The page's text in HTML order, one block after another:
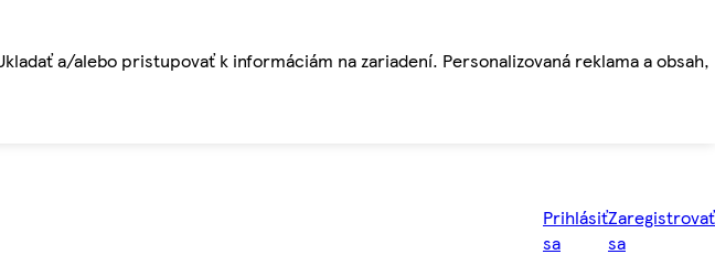
a/alebo pristupovať k informáciám na zariadení. Personalizovaná reklama a obsah,
Prihlásiť
sa
Zaregistrovať
sa